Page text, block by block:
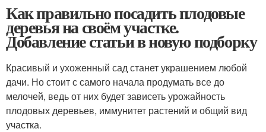
Как правильно посадить плодовые
деревья на своём участке.
Добавление статьи в новую подборку
Красивый и ухоженный сад станет украшением любой
дачи. Но стоит с самого начала продумать все до
мелочей, ведь от них будет зависеть урожайность
плодовых деревьев, иммунитет растений и общий вид
участка.